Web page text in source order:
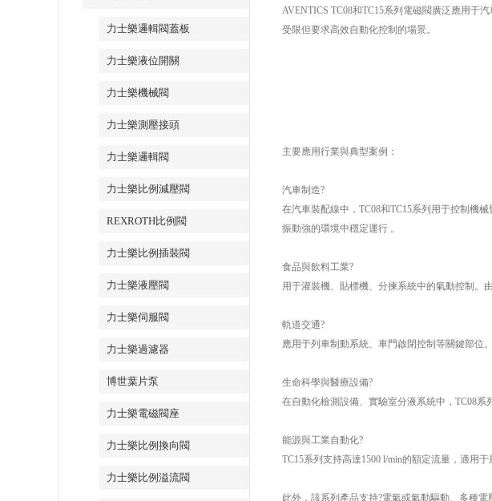
力士樂邏輯閥蓋板
力士樂液位開關
力士樂機械閥
力士樂測壓接頭
力士樂邏輯閥
力士樂比例減壓閥
REXROTH比例閥
力士樂比例插裝閥
力士樂液壓閥
力士樂伺服閥
力士樂過濾器
博世葉片泵
力士樂電磁閥座
力士樂比例換向閥
力士樂比例溢流閥
AVENTICS TC08和TC15系列電磁閥廣泛應用于
受限但要求高效自動化控制的場景。
主要應用行業與典型案例：
汽車制造?
在汽車裝配線中，TC08和TC15系列用于控制機
振動強的環境中穩定運行 。
食品與飲料工業?
用于灌裝機、貼標機、分揀系統中的氣動控制。
軌道交通?
應用于列車制動系統、車門啟閉控制等關鍵部位
生命科學與醫療設備?
在自動化檢測設備、實驗室分液系統中，TC08系
能源與工業自動化?
TC15系列支持高達1500 l/min的額定流量，適用
此外，該系列產品支持?電氣或氣動驅動、多種